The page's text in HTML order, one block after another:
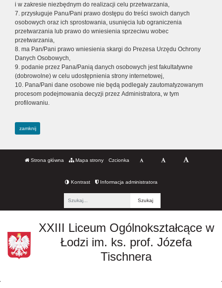
i w zakresie niezbędnym do realizacji celu przetwarzania,
7. przysługuje Panu/Pani prawo dostępu do treści swoich danych
osobowych oraz ich sprostowania, usunięcia lub ograniczenia
przetwarzania lub prawo do wniesienia sprzeciwu wobec
przetwarzania,
8. ma Pan/Pani prawo wniesienia skargi do Prezesa Urzędu Ochrony
Danych Osobowych,
9. podanie przez Pana/Panią danych osobowych jest fakultatywne
(dobrowolne) w celu udostępnienia strony internetowej,
10. Pana/Pani dane osobowe nie będą podlegały zautomatyzowanym
procesom podejmowania decyzji przez Administratora, w tym
profilowaniu.
zamknij
Strona główna Mapa strony Czcionka
Kontrast Informacja administratora
XXIII Liceum Ogólnokształcące w
Łodzi im. ks. prof. Józefa
Tischnera